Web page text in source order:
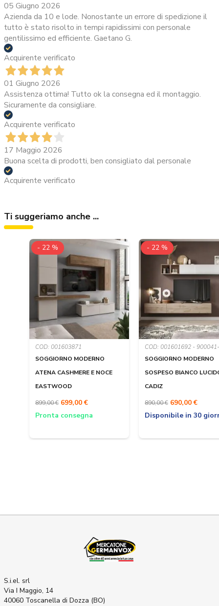
05 Giugno 2026
Azienda da 10 e lode. Nonostante un errore di spedizione il
tutto è stato risolto in tempi rapidissimi con personale
gentilissimo ed efficiente. Gaetano G.
Acquirente verificato
01 Giugno 2026
Assistenza ottima! Tutto ok la consegna ed il montaggio.
Sicuramente da consigliare.
Acquirente verificato
17 Maggio 2026
Buona scelta di prodotti, ben consigliato dal personale
Acquirente verificato
Ti suggeriamo anche ...
COD: 001603871
SOGGIORNO MODERNO
ATENA CASHMERE E NOCE
EASTWOOD
- 22 %
899,00 € 699,00 €
Pronta consegna
COD: 001601692 -
SOGGIORNO MODERNO
SOSPESO BIANCO
CADIZ
- 22 %
890,00 € 690,00 €
Disponibile in 30
S.i.el. srl
Via I Maggio, 14
40060 Toscanella di Dozza (BO)